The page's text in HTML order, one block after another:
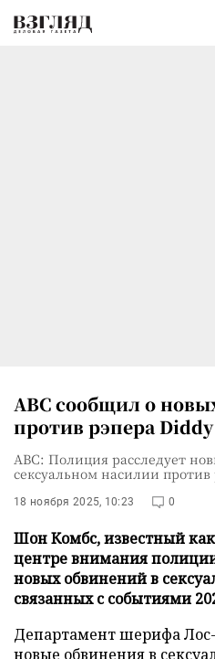
ABC сообщил о
против рэпера
ABC: Полиция расследует
сексуальном насилии
18 ноября 2025, 10:23 0
Шон Комбс, известный как
центре внимания
новых обвинений в
связанных с событиями
Департамент шерифа
новые обвинения в